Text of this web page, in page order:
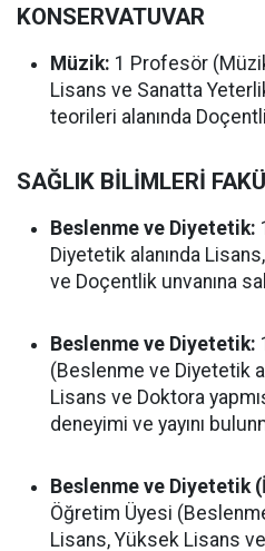
KONSERVATUVAR
Müzik: 1 Profesör
Lisans ve Sanatta
teorileri alanında
SAĞLIK BİLİMLERİ
Beslenme ve Diyetetik:
Diyetetik alanında
ve Doçentlik unvanına
Beslenme ve Diyetetik:
(Beslenme ve Diyetetik
Lisans ve Doktora
deneyimi ve yayını
Beslenme ve Diyetetik
Öğretim Üyesi
Lisans, Yüksek Lisans